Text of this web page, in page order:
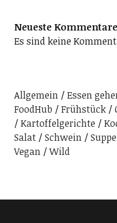
Neueste Kommentare
Es sind keine
Allgemein Essen
FoodHub
Frühstück
Kartoffelgerichte
Salat
Schwein
Vegan
Wild